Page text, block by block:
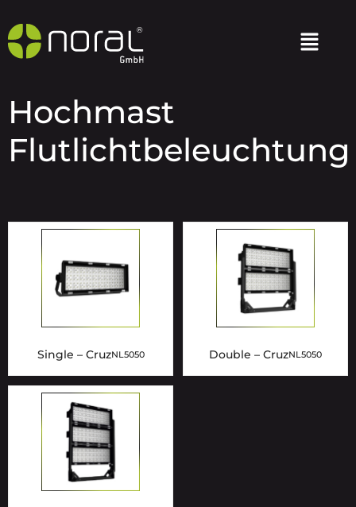
Hochmast
Flutlichtbeleuchtung
Single – CruzNL5050 Double – CruzNL5050